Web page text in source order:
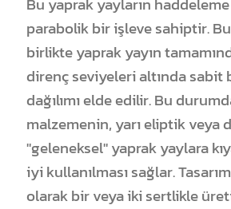
parabolik bir işleve sahiptir. Bu
birlikte yaprak yayın
direnç seviyeleri altında sabit
dağılımı elde edilir. Bu
malzemenin, yarı eliptik veya
"geleneksel" yaprak yaylara
iyi kullanılması sağlar.
olarak bir veya iki sertlikle